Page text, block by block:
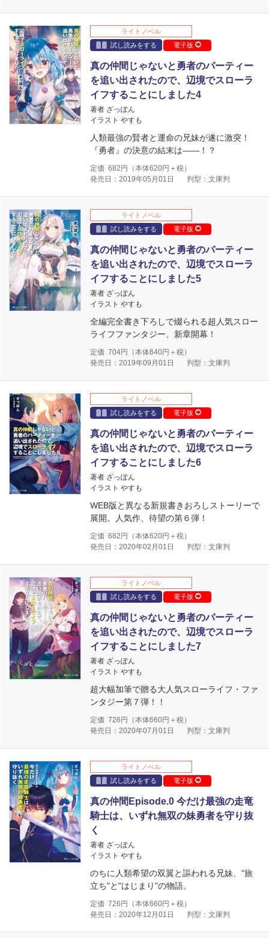
ライトノベル
試し読みをする
電子版
真の仲間じゃないと勇者のパーティー
を追い出されたので、辺境でスローラ
イフすることにしました4
著者 ざっぽん
イラスト やすも
人類最強の賢者と運命の兄妹が遂に激突！
『勇者』の決意の結末は――！？
定価 682 円（本体620円＋税）
発売日：2019年05月01日
判型：文庫判
ライトノベル
試し読みをする
電子版
真の仲間じゃないと勇者のパーティー
を追い出されたので、辺境でスローラ
イフすることにしました5
著者 ざっぽん
イラスト やすも
全編完全書き下ろしで綴られる超人気スロー
ライフファンタジー、新章開幕！
定価 704円（本体640円＋税）
発売日：2019年09月01日
判型：文庫判
ライトノベル
試し読みをする
電子版
真の仲間じゃないと勇者のパーティー
を追い出されたので、辺境でスローラ
イフすることにしました6
著者 ざっぽん
イラスト やすも
WEB版と異なる新規書きおろしストーリーで
展開。人気作、待望の第６弾！
定価 682 円（本体620円＋税）
発売日：2020年02月01日
判型：文庫判
ライトノベル
試し読みをする
電子版
真の仲間じゃないと勇者のパーティー
を追い出されたので、辺境でスローラ
イフすることにしました7
著者 ざっぽん
イラスト やすも
超大幅加筆で贈る大人気スローライフ・ファ
ンタジー第７弾！！
定価 726 円（本体660円＋税）
発売日：2020年07月01日
判型：文庫判
ライトノベル
試し読みをする
電子版
真の仲間Episode.0 今だけ最強の走竜
騎士は、いずれ無双の妹勇者を守り抜
く
著者 ざっぽん
イラスト やすも
のちに人類希望の双翼と謳われる兄妹、"旅
立ち"と"はじまり"の物語。
定価 726 円（本体660円＋税）
発売日：2020年12月01日
判型：文庫判